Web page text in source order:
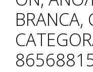
BRANCA,